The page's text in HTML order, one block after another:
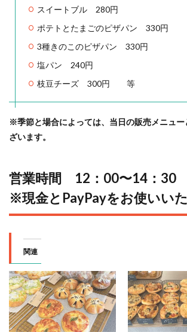
スイートブル 280円
ポテトとたまごのピザパン 330円
3種きのこのピザパン 330円
塩パン 240円
枝豆チーズ 300円 等
※季節と場合によっては、当日の販売メニュ
ざいます。
営業時間 12：00〜14：30
※現金とPayPayをお使いいた
関連